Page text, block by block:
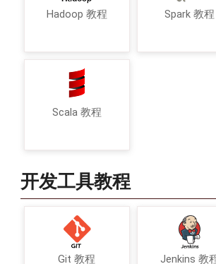
Hadoop 教程 Spark 教程
Scala 教程
开发工具教程
Git 教程 Jenkins 教